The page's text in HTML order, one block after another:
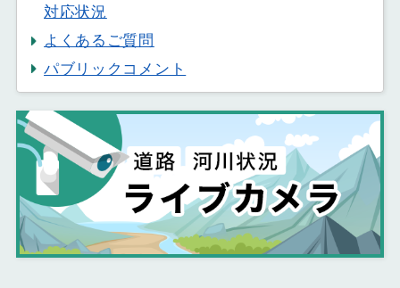
対応状況
よくあるご質問
パブリックコメント